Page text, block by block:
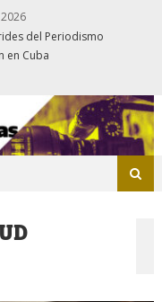
del Periodismo
en Cuba